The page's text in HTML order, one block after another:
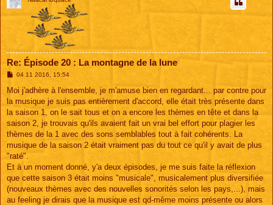
Re: Épisode 20 : La montagne de la lune
M
s
a
g
04 11 2016, 15:54
Moi j'adhère à l'ensemble, je m'amuse bien en regardant... par contre pour
la musique je suis pas entièrement d'accord, elle était très présente dans
la saison 1, on le sait tous et on a encore les thèmes en tête et dans la
saison 2, je trouvais qu'ils avaient fait un vrai bel effort pour plagier les
thèmes de la 1 avec des sons semblables tout à fait cohérents. La
musique de la saison 2 était vraiment pas du tout ce qu'il y avait de plus
"raté".
Et à un moment donné, y'a deux épisodes, je me suis faite la réflexion
que cette saison 3 était moins "musicale", musicalement plus diversifiée
(nouveaux thèmes avec des nouvelles sonorités selon les pays,...), mais
au feeling je dirais que la musique est qd-même moins présente ou alors